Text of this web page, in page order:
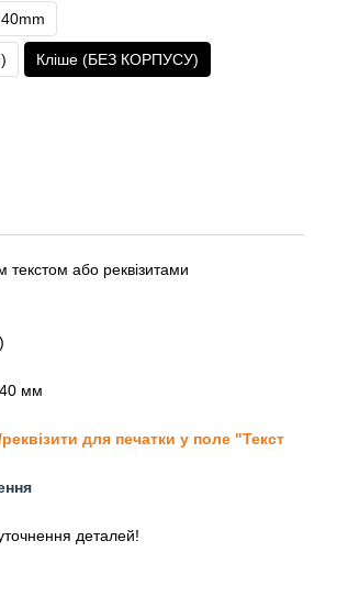
Кліше (БЕЗ КОРПУСУ)
текстом або реквізитами
мм
для печатки у поле "Текст
деталей!